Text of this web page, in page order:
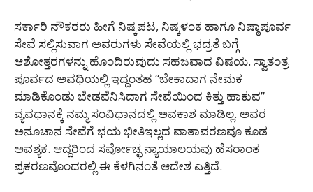
ಸರ್ಕಾರಿ ನೌಕರರು ಹೀಗೆ ನಿಷ್ಕಪಟ, ನಿಷ್ಕಳಂಕ ಹಾಗೂ ನಿಷ್ಠಾಪೂರ್ವ
ಸೇವೆ ಸಲ್ಲಿಸುವಾಗ ಅವರುಗಳು ಸೇವೆಯಲ್ಲಿ ಭದ್ರತೆ ಬಗ್ಗೆ
ಆಶೋತ್ತರಗಳನ್ನು ಹೊಂದಿರುವುದು ಸಹಜವಾದ ವಿಷಯ. ಸ್ವಾತಂತ್ರ
ಪೂರ್ವದ ಅವಧಿಯಲ್ಲಿ ಇದ್ದಂತಹ “ಬೇಕಾದಾಗ ನೇಮಕ
ಮಾಡಿಕೊಂಡು ಬೇಡವೆನಿಸಿದಾಗ ಸೇವೆಯಿಂದ ಕಿತ್ತು ಹಾಕುವ”
ವ್ಯವಧಾನಕ್ಕೆ ನಮ್ಮ ಸಂವಿಧಾನದಲ್ಲಿ ಅವಕಾಶ ಮಾಡಿಲ್ಲ. ಅವರ
ಅನೂಚಾನ ಸೇವೆಗೆ ಭಯ ಭೀತಿಇಲ್ಲದ ವಾತಾವರಣವೂ ಕೂಡ
ಅವಶ್ಯಕ. ಆದ್ದರಿಂದ ಸರ್ವೋಚ್ಛ ನ್ಯಾಯಾಲಯವು ಹೆಸರಾಂತ
ಪ್ರಕರಣವೊಂದರಲ್ಲಿ ಈ ಕೆಳಗಿನಂತೆ ಆದೇಶ ಎತ್ತಿದೆ.